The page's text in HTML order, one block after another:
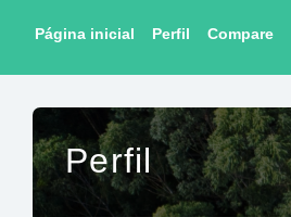
Página inicial Perfil Compare
Perfil